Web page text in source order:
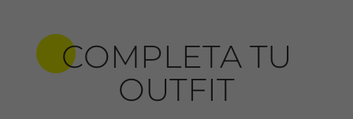
COMPLETA TU
OUTFIT